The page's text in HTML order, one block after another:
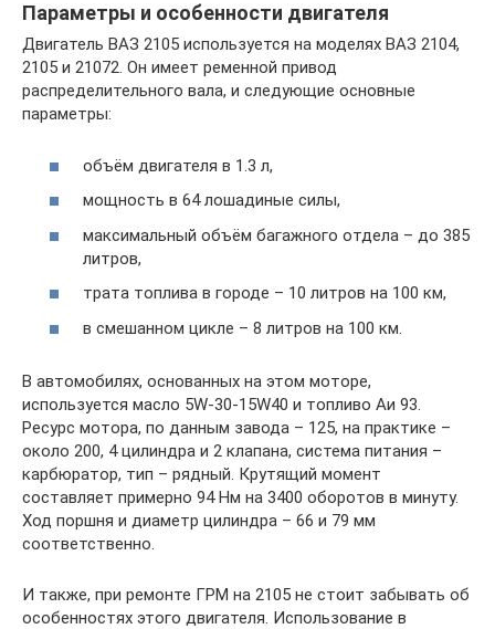
Параметры и особенности двигателя
Двигатель ВАЗ 2105 используется на моделях ВАЗ 2104,
2105 и 21072. Он имеет ременной привод
распределительного вала, и следующие основные
параметры:
объём двигателя в 1.3 л,
мощность в 64 лошадиные силы,
максимальный объём багажного отдела – до 385
литров,
трата топлива в городе – 10 литров на 100 км,
в смешанном цикле – 8 литров на 100 км.
В автомобилях, основанных на этом моторе,
используется масло 5W-30-15W40 и топливо Аи 93.
Ресурс мотора, по данным завода – 125, на практике –
около 200, 4 цилиндра и 2 клапана, система питания –
карбюратор, тип – рядный. Крутящий момент
составляет примерно 94 Нм на 3400 оборотов в минуту.
Ход поршня и диаметр цилиндра – 66 и 79 мм
соответственно.
И также, при ремонте ГРМ на 2105 не стоит забывать об
особенностях этого двигателя. Использование в